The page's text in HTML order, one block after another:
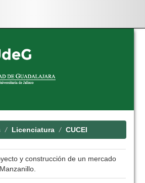
Licenciatura CUCEI
y construcción de un mercado